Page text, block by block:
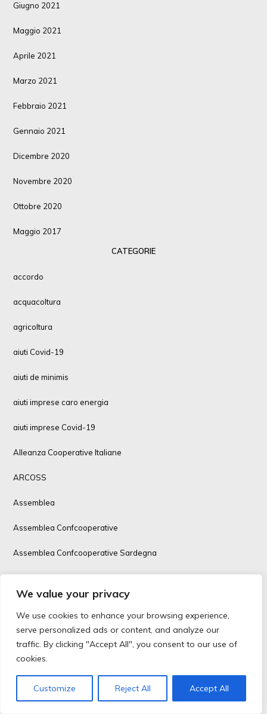
We value your privacy
We use cookies to enhance your browsing experience,
serve personalized ads or content, and analyze our
traffic. By clicking "Accept All", you consent to our use of
cookies.
Customize Reject All Accept All
Giugno 2021
Maggio 2021
Aprile 2021
Marzo 2021
Febbraio 2021
Gennaio 2021
Dicembre 2020
Novembre 2020
Ottobre 2020
Maggio 2017
CATEGORIE
accordo
acquacoltura
agricoltura
aiuti Covid-19
aiuti de minimis
aiuti imprese caro energia
aiuti imprese Covid-19
Alleanza Cooperative Italiane
ARCOSS
Assemblea
Assemblea Confcooperative
Assemblea Confcooperative Sardegna
Avviso Pubblico
Bando
BCC
Bilancio Sociale